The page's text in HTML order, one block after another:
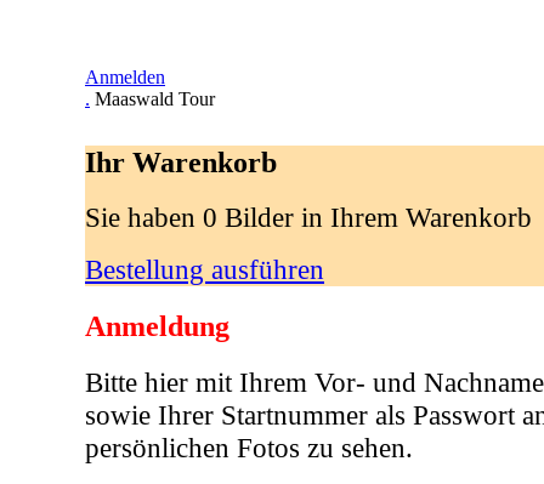
Anmelden
. Maaswald Tour
Ihr Warenkorb
Sie haben 0 Bilder in Ihrem Warenkorb
Bestellung ausführen
Anmeldung
Bitte hier mit Ihrem Vor- und
sowie Ihrer Startnummer als Passwort
persönlichen Fotos zu sehen.